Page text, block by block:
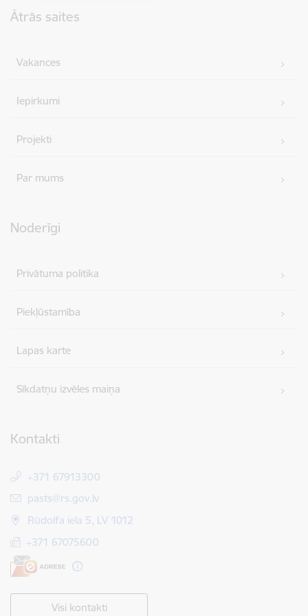
Ātrās saites
Vakances
Iepirkumi
Projekti
Par mums
Noderīgi
Privātuma politika
Piekļūstamība
Lapas karte
Sīkdatņu izvēles maiņa
Kontakti
+371 67913300
E-pasts:
pasts@rs.gov.lv
Rūdolfa iela 5, LV 1012
+371 67075600
Visi kontakti